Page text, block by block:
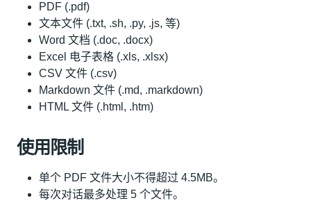
PDF (.pdf)
文本文件 (.txt, .sh, .py, .js, 等)
Word 文档 (.doc, .docx)
Excel 电子表格 (.xls, .xlsx)
CSV 文件 (.csv)
Markdown 文件 (.md, .markdown)
HTML 文件 (.html, .htm)
使用限制
单个 PDF 文件大小不得超过 4.5MB。
每次对话最多处理 5 个文件。